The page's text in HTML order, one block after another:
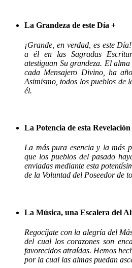
La Grandeza de este Día +
¡Grande, en verdad, es este
a él en las Sagradas
atestiguan Su grandeza. El
cada Mensajero Divino, ha
Asimismo, todos los pueblos de
él.
La Potencia de esta Revelación
La más pura esencia y la más
que los pueblos del pasado
enviadas mediante esta
de la Voluntad del Poseedor de
La Música, una Escalera del
Regocíjate con la alegría del
del cual los corazones son
favorecidos atraídas. Hemos
por la cual las almas puedan